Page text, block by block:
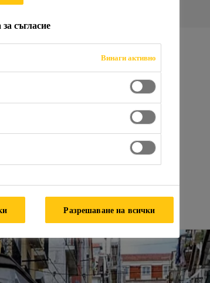
Врати
Специални
съгласие
Винаги активно
Разрешаване на всички